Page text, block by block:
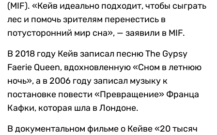
(MIF). «Кейв идеально подходит, чтобы сыграть
лес и помочь зрителям перенестись в
потусторонний мир сна», — заявили в MIF.
В 2018 году Кейв записал песню The Gypsy
Faerie Queen, вдохновленную «Сном в летнюю
ночь», а в 2006 году записал музыку к
постановке повести «Превращение» Франца
Кафки, которая шла в Лондоне.
В документальном фильме о Кейве «20 тысяч